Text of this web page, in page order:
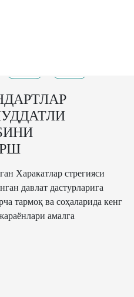
Харакатлар стрегияси
давлат дастурларига
тармоқ ва соҳаларида кенг
амалга